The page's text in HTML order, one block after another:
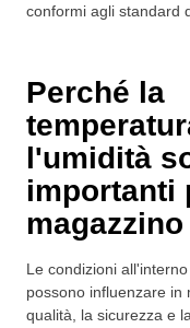
conformi agli standard
Perché la
l'umidità
importanti
magazzino
Le condizioni
possono influenzare in
qualità, la sicurezza e